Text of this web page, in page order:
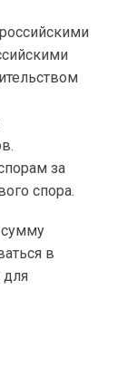
за
спора.
в